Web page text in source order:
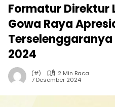
Formatur Direktur
Gowa Raya
2024
(#)
2 Min Baca
7 Desember 2024